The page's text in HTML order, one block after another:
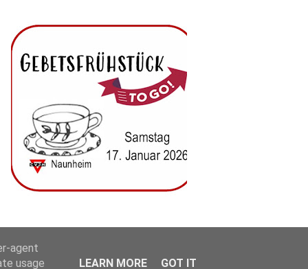
agent
usage
LEARN MORE GOT IT